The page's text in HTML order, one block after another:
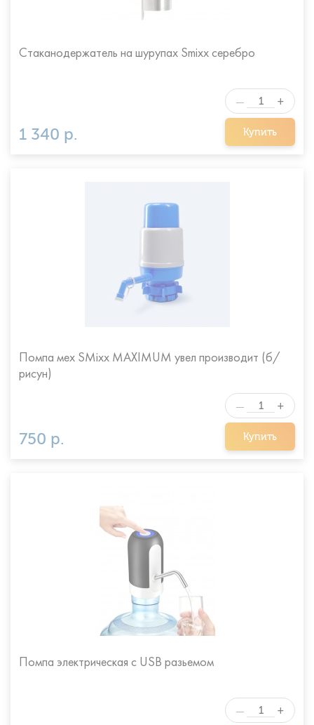
Стаканодержатель на шурупах Smixx серебро
1 340 р. Купить
— +
Помпа мех SMixx MAXIMUM увел производит (б/
рисун)
750 р. Купить
— +
Помпа электрическая с USB разьемом
— +